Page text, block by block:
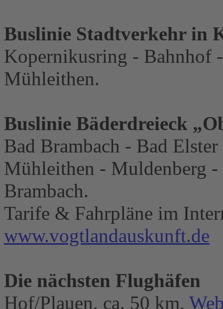
Buslinie Stadtverkehr in
Kopernikusring - Bahnhof
Mühleithen.
Buslinie Bäderdreieck
Bad Brambach - Bad
Mühleithen - Muldenberg
Brambach.
Tarife & Fahrpläne im
www.vogtlandauskunft.de
Die nächsten Flughäfen
Hof/Plauen, ca. 50 km,